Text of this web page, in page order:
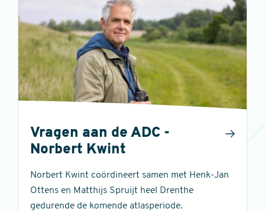
Vragen aan de ADC -
Norbert Kwint
Norbert Kwint coördineert samen met Henk-Jan
Ottens en Matthijs Spruijt heel Drenthe
gedurende de komende atlasperiode.